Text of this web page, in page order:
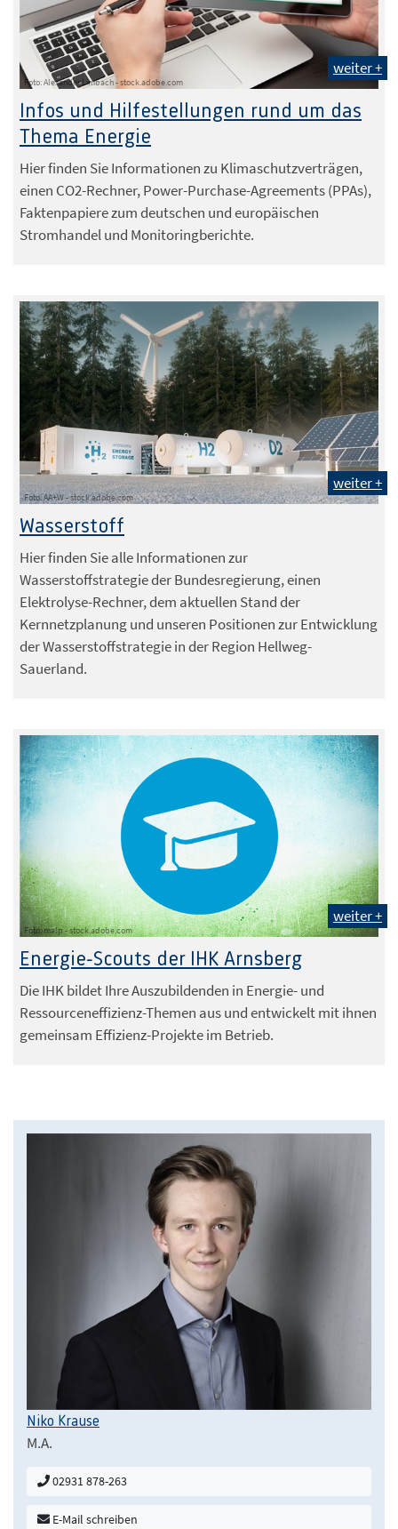
Foto: Alexander Limbach - stock.adobe.com
weiter +
Infos und Hilfestellungen rund um das
Thema Energie
Hier finden Sie Informationen zu Klimaschutzverträgen,
einen CO2-Rechner, Power-Purchase-Agreements (PPAs),
Faktenpapiere zum deutschen und europäischen
Stromhandel und Monitoringberichte.
Foto: AA+W - stock.adobe.com
weiter +
Wasserstoff
Hier finden Sie alle Informationen zur
Wasserstoffstrategie der Bundesregierung, einen
Elektrolyse-Rechner, dem aktuellen Stand der
Kernnetzplanung und unseren Positionen zur Entwicklung
der Wasserstoffstrategie in der Region Hellweg-
Sauerland.
Foto: malp - stock.adobe.com
weiter +
Energie-Scouts der IHK Arnsberg
Die IHK bildet Ihre Auszubildenden in Energie- und
Ressourceneffizienz-Themen aus und entwickelt mit ihnen
gemeinsam Effizienz-Projekte im Betrieb.
Niko Krause
M.A.
02931 878-263
E-Mail schreiben